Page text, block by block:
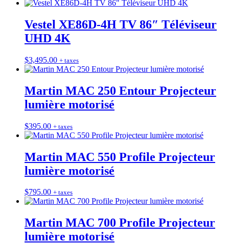
Vestel XE86D-4H TV 86″ Téléviseur
UHD 4K
$3,495.00 + taxes
Martin MAC 250 Entour Projecteur
lumière motorisé
$395.00 + taxes
Martin MAC 550 Profile Projecteur
lumière motorisé
$795.00 + taxes
Martin MAC 700 Profile Projecteur
lumière motorisé